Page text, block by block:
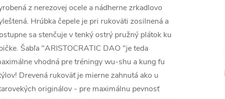
z nerezovej ocele a nádherne zrkadlovo
Hrúbka čepele je pri rukoväti zosilnená a
sa stenčuje v tenký ostrý pružný plátok ku
Šabľa "ARISTOCRATIC DAO "je teda
vhodná pre tréningy wu-shu a kung fu
Drevená rukoväť je mierne zahnutá ako u
originálov - pre maximálnu pevnosť